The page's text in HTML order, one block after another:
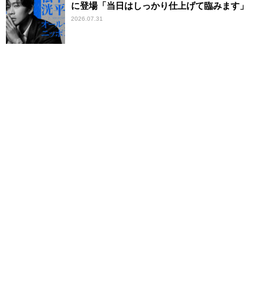
に登場「当日はしっかり仕上げて臨みます」
2026.07.31